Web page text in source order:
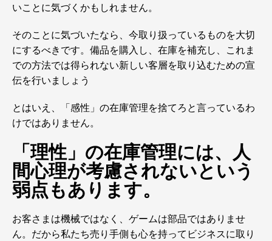
いことに気づくかもしれません。
そのことに気づいたなら、今取り扱っているものを大切
にするべきです。備品を購入し、在庫を補充し、これま
での方法では得られない新しい客層を取り込むための宣
伝を行いましょう
とはいえ、「感性」の在庫管理を捨てろと言っているわ
けではありません。
「理性」の在庫管理には、人
間心理が考慮されないという
弱点もあります。
お客さまは機械ではなく、ゲームは部品ではありませ
ん。だから私たち売り手側も心を持ってビジネスに取り